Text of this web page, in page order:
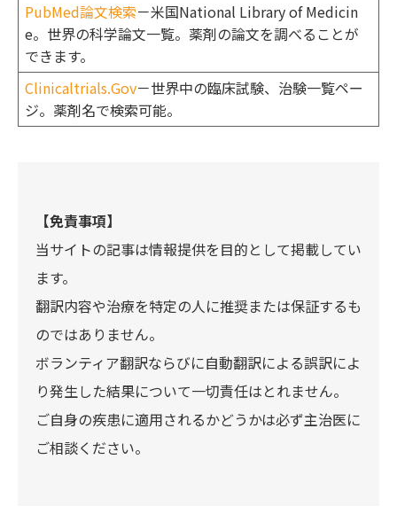
PubMed論文検索－米国National Library of Medicin
e。世界の科学論文一覧。薬剤の論文を調べることが
できます。
Clinicaltrials.Gov－世界中の臨床試験、治験一覧ペー
ジ。薬剤名で検索可能。
【免責事項】
当サイトの記事は情報提供を目的として掲載してい
ます。
翻訳内容や治療を特定の人に推奨または保証するも
のではありません。
ボランティア翻訳ならびに自動翻訳による誤訳によ
り発生した結果について一切責任はとれません。
ご自身の疾患に適用されるかどうかは必ず主治医に
ご相談ください。